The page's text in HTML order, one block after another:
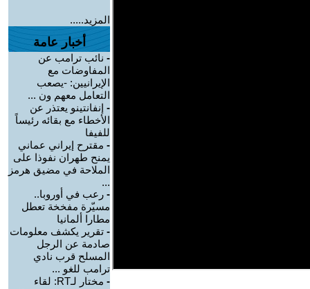
المزيد.....
أخبار عامة
- نائب ترامب عن
المفاوضات مع
الإيرانيين: -يصعب
التعامل معهم ون ...
- إنفانتينو يعتذر عن
الأخطاء مع بقائه رئيساً
للفيفا
- مقترح إيراني عماني
يمنح طهران نفوذا على
الملاحة في مضيق هرمز
...
- رعب في أوروبا..
مسيّرة مفخخة تعطل
مطارا ألمانيا
- تقرير يكشف معلومات
صادمة عن الرجل
المسلح قرب نادي
ترامب للغو ...
-
مختار لـRT: لقاء